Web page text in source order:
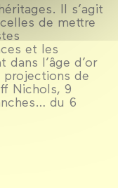
Il s’agit
de mettre
et les
l’âge d’or
de
Nichols, 9
du 6